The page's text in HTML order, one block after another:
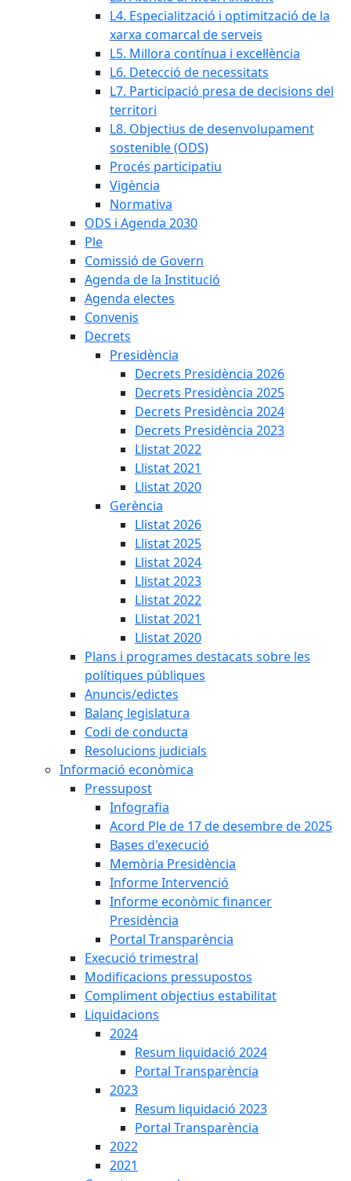
L4. Especialització i optimització de la
xarxa comarcal de serveis
L5. Millora contínua i excel·lència
L6. Detecció de necessitats
L7. Participació presa de decisions del
territori
L8. Objectius de desenvolupament
sostenible (ODS)
Procés participatiu
Vigència
Normativa
ODS i Agenda 2030
Ple
Comissió de Govern
Agenda de la Institució
Agenda electes
Convenis
Decrets
Presidència
Decrets Presidència 2026
Decrets Presidència 2025
Decrets Presidència 2024
Decrets Presidència 2023
Llistat 2022
Llistat 2021
Llistat 2020
Gerència
Llistat 2026
Llistat 2025
Llistat 2024
Llistat 2023
Llistat 2022
Llistat 2021
Llistat 2020
Plans i programes destacats sobre les
polítiques públiques
Anuncis/edictes
Balanç legislatura
Codi de conducta
Resolucions judicials
Informació econòmica
Pressupost
Infografia
Acord Ple de 17 de desembre de 2025
Bases d'execució
Memòria Presidència
Informe Intervenció
Informe econòmic financer
Presidència
Portal Transparència
Execució trimestral
Modificacions pressupostos
Compliment objectius estabilitat
Liquidacions
2024
Resum liquidació 2024
Portal Transparència
2023
Resum liquidació 2023
Portal Transparència
2022
2021